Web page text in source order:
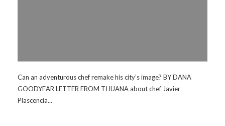
Can an adventurous chef remake his city’s image? BY DANA
GOODYEAR LETTER FROM TIJUANA about chef Javier
Plascencia...